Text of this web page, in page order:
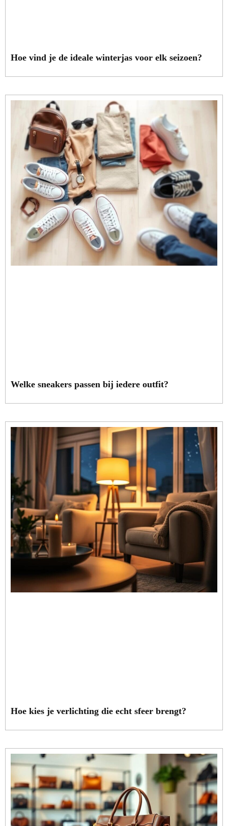
Hoe vind je de ideale winterjas voor elk seizoen?
Welke sneakers passen bij iedere outfit?
Hoe kies je verlichting die echt sfeer brengt?